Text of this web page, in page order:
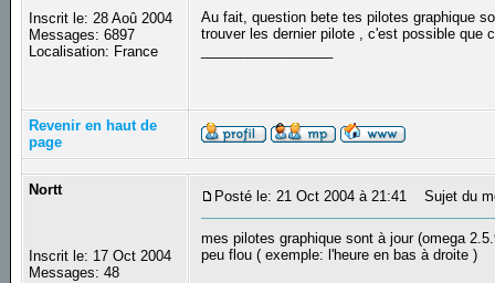
Inscrit le: 28 Aoû 2004
Messages: 6897
Localisation: France
Au fait, question bete tes pilotes graphique
trouver les dernier pilote , c'est possible que
Revenir en haut de
page
Nortt
Inscrit le: 17 Oct 2004
Messages: 48
Posté le: 21 Oct 2004 à 21:41 Sujet du
mes pilotes graphique sont à jour (omega
peu flou ( exemple: l'heure en bas à droite )